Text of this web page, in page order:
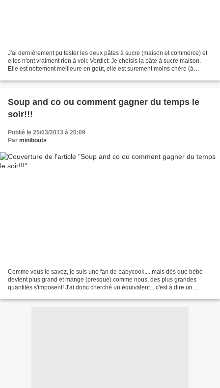
J'ai dernièrement pu tester les deux pâtes à sucre (maison et commerce) et
elles n'ont vraiment rien à voir. Verdict: Je choisis la pâte à sucre maison.
Elle est nettement meilleure en goût, elle est surement moins chère (à
Soup and co ou comment gagner du temps le
soir!!!
Publié le 25/03/2013 à 20:09
Par minibouts
Comme vous le savez, je suis une fan de babycook.... mais dès que bébé
devient plus grand et mange (presque) comme nous, des plus grandes
quantités s'imposent! J'ai donc cherché un équivalent... c'est à dire un